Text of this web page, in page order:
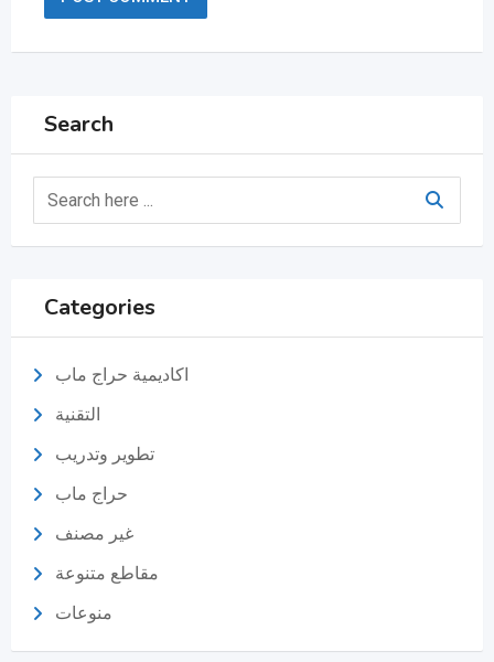
Search
Categories
اكاديمية حراج ماب
التقنية
تطوير وتدريب
حراج ماب
غير مصنف
مقاطع متنوعة
منوعات